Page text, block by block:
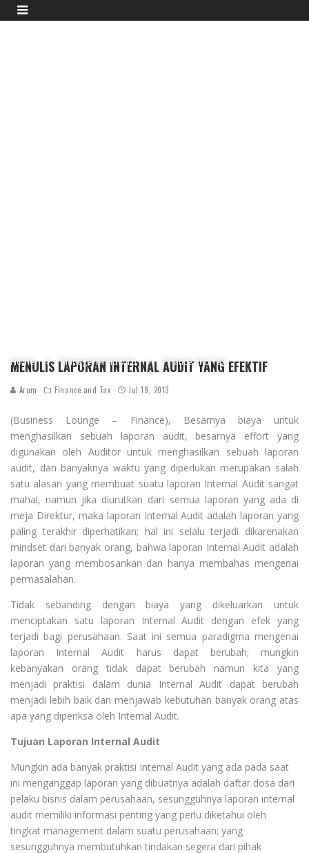
Home Managerial How To Finance and Tax
MENULIS LAPORAN INTERNAL AUDIT YANG EFEKTIF
Arum Finance and Tax Jul 19, 2013
(Business Lounge – Finance), Besarnya biaya untuk
menghasilkan sebuah laporan audit, besarnya effort yang
digunakan oleh Auditor untuk menghasilkan sebuah laporan
audit, dan banyaknya waktu yang diperlukan merupakan salah
satu alasan yang membuat suatu laporan Internal Audit sangat
mahal, namun jika diurutkan dari semua laporan yang ada di
meja Direktur, maka laporan Internal Audit adalah laporan yang
paling terakhir diperhatikan; hal ini selalu terjadi dikarenakan
mindset dari banyak orang, bahwa laporan Internal Audit adalah
laporan yang membosankan dan hanya membahas mengenai
permasalahan.
Tidak sebanding dengan biaya yang dikeluarkan untuk
menciptakan satu laporan Internal Audit dengan efek yang
terjadi bagi perusahaan. Saat ini semua paradigma mengenai
laporan Internal Audit harus dapat berubah; mungkin
kebanyakan orang tidak dapat berubah namun kita yang
menjadi praktisi dalam dunia Internal Audit dapat berubah
menjadi lebih baik dan menjawab kebutuhan banyak orang atas
apa yang diperiksa oleh Internal Audit.
Tujuan Laporan Internal Audit
Mungkin ada banyak praktisi Internal Audit yang ada pada saat
ini menganggap laporan yang dibuatnya adalah daftar dosa dari
pelaku bisnis dalam perusahaan, sesungguhnya laporan internal
audit memiliki informasi penting yang perlu diketahui oleh
tingkat management dalam suatu perusahaan; yang
sesungguhnya membutuhkan tindakan segera dari pihak